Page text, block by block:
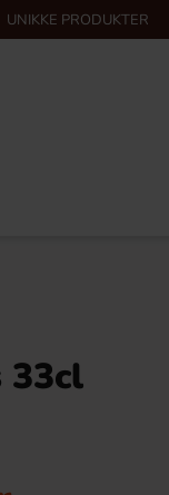
UNIKKE PRODUKTER
33cl